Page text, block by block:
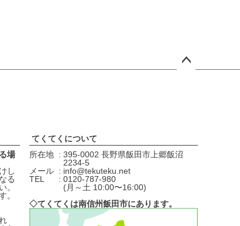
場
し
る
。
。
てくてくについて
所在地
395-0002 長野県飯田市上郷飯沼
2234-5
メール
info@tekuteku.net
TEL
0120-787-980
(月～土 10:00〜16:00)
◇てくてくは南信州飯田市にあります。